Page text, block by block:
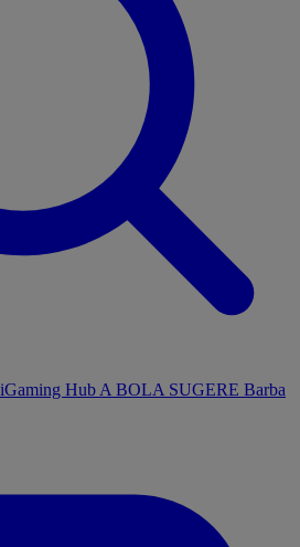
iGaming Hub A BOLA SUGERE Barba